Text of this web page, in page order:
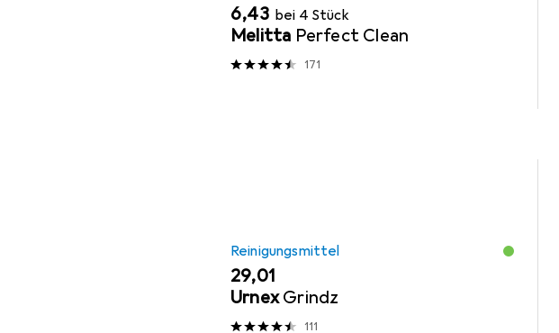
EUR
6,43 bei 4 Stück
Melitta Perfect Clean
171
Reinigungsmittel
EUR
29,01
Urnex Grindz
111